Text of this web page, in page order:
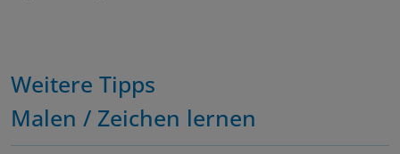
Weitere Tipps
Malen / Zeichen lernen